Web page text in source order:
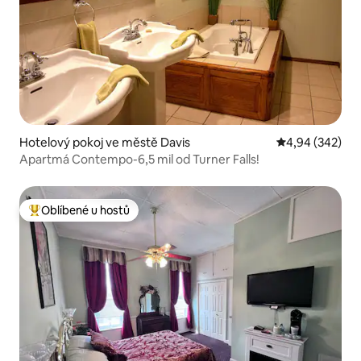
Hotelový pokoj ve městě Davis Průměrné
4,94 (342)
Apartmá Contempo-6,5 mil od Turner Falls!
Nejlepší v kategorii Oblíbené u hostů
Oblíbené u hostů